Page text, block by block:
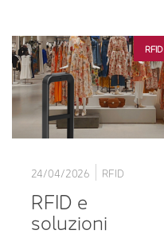
RFID
24/04/2026 RFID
RFID e
soluzioni